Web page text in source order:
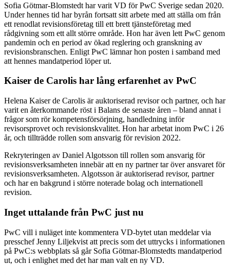
Sofia Götmar-Blomstedt har varit VD för PwC Sverige sedan 2020.
Under hennes tid har byrån fortsatt sitt arbete med att ställa om från
ett renodlat revisionsföretag till ett brett tjänsteföretag med
rådgivning som ett allt större område. Hon har även lett PwC genom
pandemin och en period av ökad reglering och granskning av
revisionsbranschen. Enligt PwC lämnar hon posten i samband med
att hennes mandatperiod löper ut.
Kaiser de Carolis har lång erfarenhet av PwC
Helena Kaiser de Carolis är auktoriserad revisor och partner, och har
varit en återkommande röst i Balans de senaste åren – bland annat i
frågor som rör kompetensförsörjning, handledning inför
revisorsprovet och revisionskvalitet. Hon har arbetat inom PwC i 26
år, och tillträdde rollen som ansvarig för revision 2022.
Rekryteringen av Daniel Algotsson till rollen som ansvarig för
revisionsverksamheten innebär att en ny partner tar över ansvaret för
revisionsverksamheten. Algotsson är auktoriserad revisor, partner
och har en bakgrund i större noterade bolag och internationell
revision.
Inget uttalande från PwC just nu
PwC vill i nuläget inte kommentera VD-bytet utan meddelar via
presschef Jenny Liljekvist att precis som det uttrycks i informationen
på PwC:s webbplats så går Sofia Götmar-Blomstedts mandatperiod
ut, och i enlighet med det har man valt en ny VD.